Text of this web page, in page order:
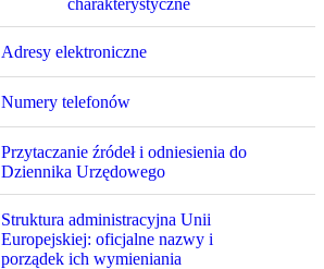
Adresy elektroniczne
Numery telefonów
Przytaczanie źródeł i odniesienia do
Dziennika Urzędowego
Struktura administracyjna Unii
Europejskiej: oficjalne nazwy i
porządek ich wymieniania